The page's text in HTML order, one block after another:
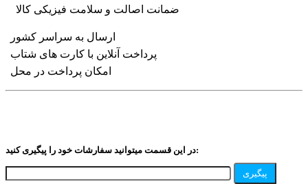
ضمانت اصالت و سلامت فیزیکی کالا
ارسال به سراسر کشور
پرداخت آنلاین با کارت های شتاب
امکان پرداخت در محل
در این قسمت میتوانید سفارشات خود را پیگیری کنید:
پیگیری